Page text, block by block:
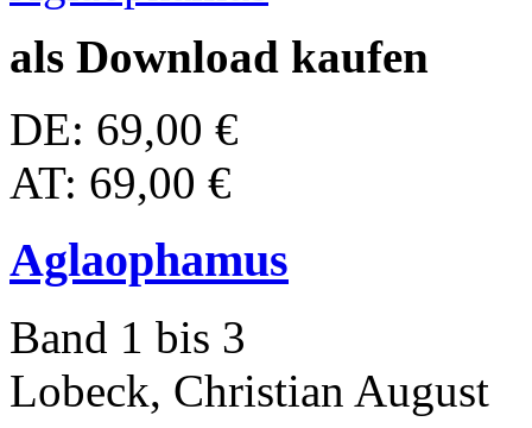
als Download kaufen
DE: 69,00 €
AT: 69,00 €
Aglaophamus
Band 1 bis 3
Lobeck, Christian August